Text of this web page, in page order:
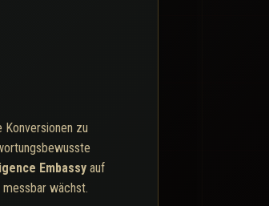
zu
Embassy auf
wächst.